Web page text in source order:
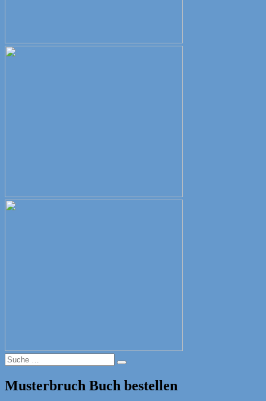
Suche
nach:
Suche
Musterbruch Buch bestellen